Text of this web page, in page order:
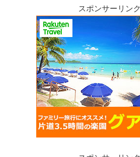
スポンサーリンク